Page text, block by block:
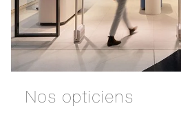
Nos opticiens